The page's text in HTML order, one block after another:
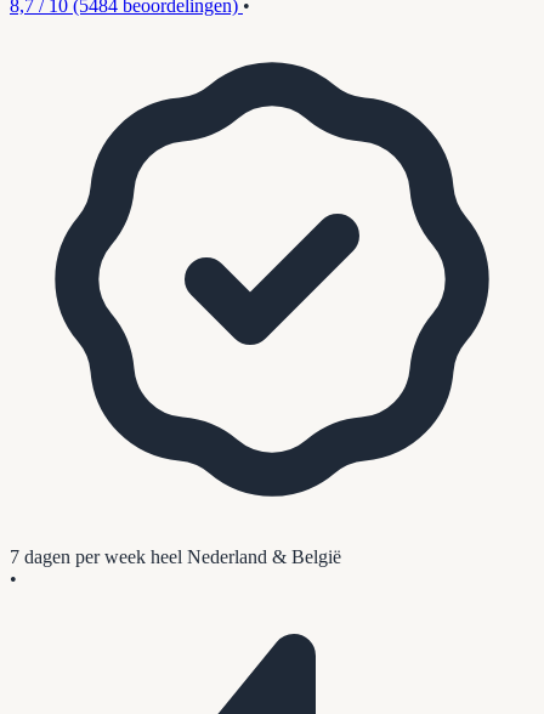
8,7 / 10 (5484 beoordelingen) •
7 dagen per week heel Nederland & België
•